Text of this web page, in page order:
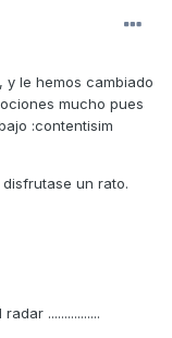
y le hemos cambiado
mucho pues
:contentisim
un rato.
................